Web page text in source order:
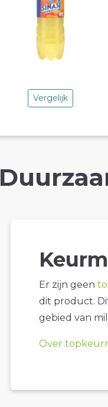
Vergelijk
Er zijn geen
dit product.
gebied van
Over